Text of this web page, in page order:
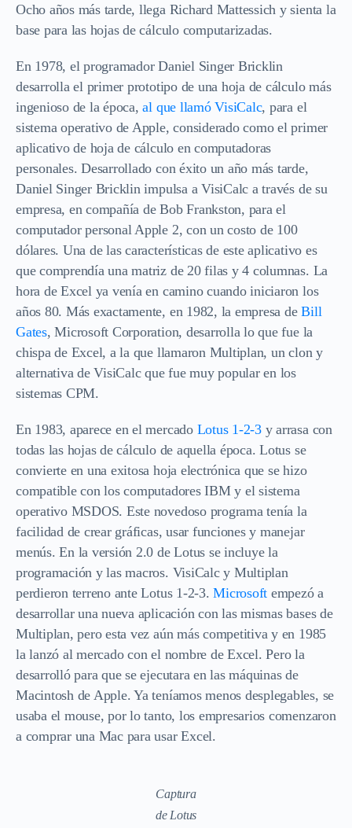
Ocho años más tarde, llega Richard Mattessich y sienta la
base para las hojas de cálculo computarizadas.
En 1978, el programador Daniel Singer Bricklin
desarrolla el primer prototipo de una hoja de cálculo más
ingenioso de la época,al que llamó VisiCalc, para el
sistema operativo de Apple, considerado como el primer
aplicativo de hoja de cálculo en computadoras
personales. Desarrollado con éxito un año más tarde,
Daniel Singer Bricklin impulsa a VisiCalc a través de su
empresa, en compañía de Bob Frankston, para el
computador personal Apple 2, con un costo de 100
dólares. Una de las características de este aplicativo es
que comprendía una matriz de 20 filas y 4 columnas. La
hora de Excel ya venía en camino cuando iniciaron los
años 80. Más exactamente, en 1982, la empresa deBill
Gates, Microsoft Corporation, desarrolla lo que fue la
chispa de Excel, a la que llamaron Multiplan, un clon y
alternativa de VisiCalc que fue muy popular en los
sistemas CPM.
En 1983, aparece en el mercado Lotus 1-2-3y arrasa con
todas las hojas de cálculo de aquella época. Lotus se
convierte en una exitosa hoja electrónica que se hizo
compatible con los computadores IBM y el sistema
operativo MSDOS. Este novedoso programa tenía la
facilidad de crear gráficas, usar funciones y manejar
menús. En la versión 2.0 de Lotus se incluye la
programación y las macros. VisiCalc y Multiplan
perdieron terreno ante Lotus 1-2-3.Microsoft empezó a
desarrollar una nueva aplicación con las mismas bases de
Multiplan, pero esta vez aún más competitiva y en 1985
la lanzó al mercado con el nombre de Excel. Pero la
desarrolló para que se ejecutara en las máquinas de
Macintosh de Apple. Ya teníamos menos desplegables, se
usaba el mouse, por lo tanto, los empresarios comenzaron
a comprar una Mac para usar Excel.
Captura
de Lotus